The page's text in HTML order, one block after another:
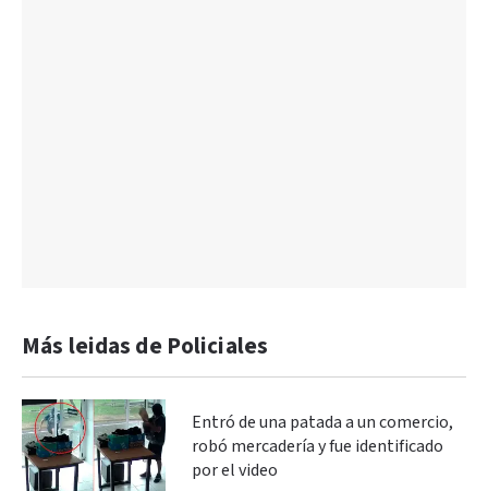
Más leidas de Policiales
Entró de una patada a un comercio,
robó mercadería y fue identificado
por el video